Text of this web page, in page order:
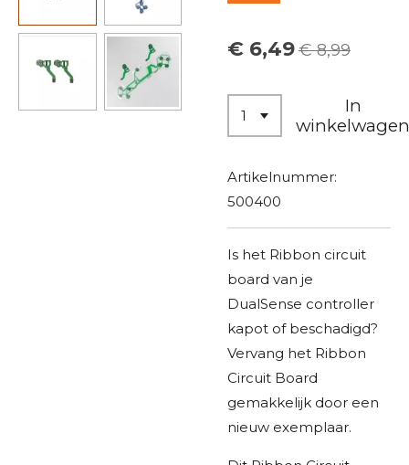
€ 6,49€ 8,99
In
Artikelnummer:
500400
Is het Ribbon circuit
board van je
DualSense controller
kapot of beschadigd?
Vervang het Ribbon
Circuit Board
gemakkelijk door een
nieuw exemplaar.